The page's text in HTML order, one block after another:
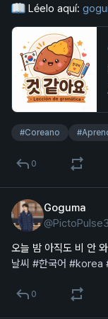
Léelo aquí:
#Coreano #
0
Goguma
@
오늘 밤 아직도 비 안
날씨 #한국어 #korea
0